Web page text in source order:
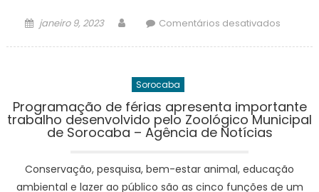
do
Rio
Posted
janeiro 9, 2023 AuthorComentários desativadosem
abertas
–
Sorocaba
Programação de férias apresenta importante
trabalho desenvolvido pelo Zoológico Municipal
de Sorocaba – Agência de Notícias
Conservação, pesquisa, bem-estar animal, educação
ambiental e lazer ao público são as cinco funções de um